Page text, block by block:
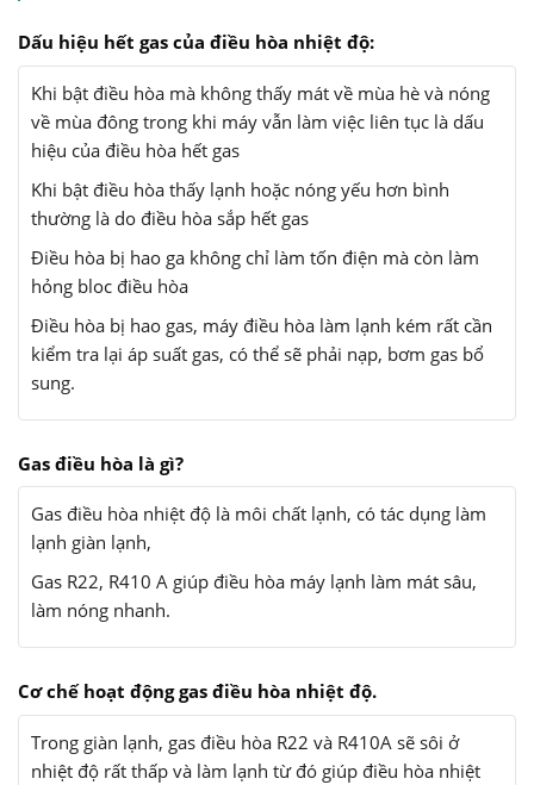
Dấu hiệu hết gas của điều hòa nhiệt độ:
Khi bật điều hòa mà không thấy mát về mùa hè và nóng
về mùa đông trong khi máy vẫn làm việc liên tục là dấu
hiệu của điều hòa hết gas
Khi bật điều hòa thấy lạnh hoặc nóng yếu hơn bình
thường là do điều hòa sắp hết gas
Điều hòa bị hao ga không chỉ làm tốn điện mà còn làm
hỏng bloc điều hòa
Điều hòa bị hao gas, máy điều hòa làm lạnh kém rất cần
kiểm tra lại áp suất gas, có thể sẽ phải nạp, bơm gas bổ
sung.
Gas điều hòa là gì?
Gas điều hòa nhiệt độ là môi chất lạnh, có tác dụng làm
lạnh giàn lạnh,
Gas R22, R410 A giúp điều hòa máy lạnh làm mát sâu,
làm nóng nhanh.
Cơ chế hoạt động gas điều hòa nhiệt độ.
Trong giàn lạnh, gas điều hòa R22 và R410A sẽ sôi ở
nhiệt độ rất thấp và làm lạnh từ đó giúp điều hòa nhiệt